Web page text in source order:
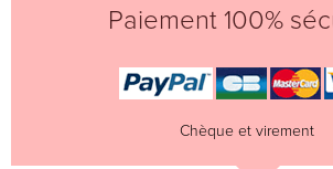
Paiement 100%
Chèque et virement